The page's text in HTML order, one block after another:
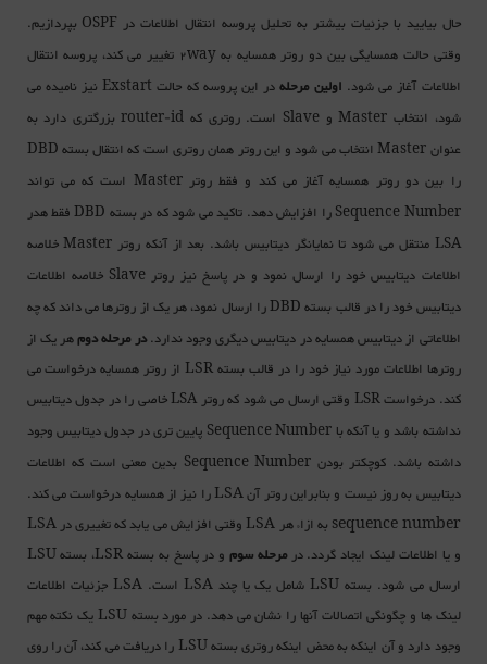
حال بیایید با جزئیات بیشتر به تحلیل پروسه انتقال اطلاعات در OSPF بپردازیم.
وقتی حالت همسایگی بین دو روتر همسایه به2way تغییر می کند، پروسه انتقال
اطلاعات آغاز می شود. اولین مرحلهدر این پروسه که حالتExstart
نیز نامیده می
شود، انتخاب MasterوSlave است. روتری کهrouter-id
بزرگتری دارد به
عنوانMasterانتخاب می شود و این روتر همان روتری است که انتقال بستهDBD
را بین دو روتر همسایه آغاز می کند و فقط روترMaster است که می تواند
Sequence Numberرا افزایش دهد. تاکید می شود که در بسته DBDفقط هدر
LSA منتقل می شود تا نمایانگر دیتابیس باشد. بعد از آنکه روتر Masterخلاصه
اطلاعات دیتابیس خود را ارسال نمود و در پاسخ نیز روتر Slave خلاصه اطلاعات
دیتابیس خود را در قالب بستهDBD
را ارسال نمود، هر یک از روترها می داند که چه
اطلاعاتی از دیتابیس همسایه در دیتابیس دیگری وجود ندارد.در مرحله دومهر یک از
روترها اطلاعات مورد نیاز خود را در قالب بسته LSR از روتر همسایه درخواست می
کند. درخواستLSR وقتی ارسال می شود که روترLSAخاصی را در جدول دیتابیس
نداشته باشد و یا آنکه با Sequence Number پایین تری در جدول دیتابیس وجود
داشته باشد. کوچکتر بودن Sequence Number بدین معنی است که اطلاعات
دیتابیس به روز نیست و بنابراین روتر آن LSA را نیز از همسایه درخواست می کند.
sequence number به ازاء هر LSA وقتی افزایش می یابد که تغییری در LSA
و یا اطلاعات لینک ایجاد گردد. درمرحله سوم
و در پاسخ به بسته LSR، بسته LSU
ارسال می شود. بسته LSU شامل یک یا چند LSA است. LSA جزئیات اطلاعات
لینک ها و چگونگی اتصالات آنها را نشان می دهد. در مورد بسته LSU یک نکته مهم
وجود دارد و آن اینکه به محض اینکه روتری بسته LSU را دریافت می کند، آن را روی